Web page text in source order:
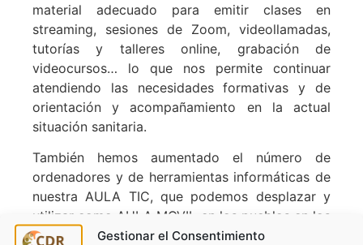
Gestionar el Consentimiento
material adecuado para emitir clases en
streaming, sesiones de Zoom, videollamadas,
tutorías y talleres online, grabación de
videocursos… lo que nos permite continuar
atendiendo las necesidades formativas y de
orientación y acompañamiento en la actual
situación sanitaria.
También hemos aumentado el número de
ordenadores y de herramientas informáticas de
nuestra AULA TIC, que podemos desplazar y
utilizar como AULA MOVIL en los pueblos en los
que desarrollamos actividades.